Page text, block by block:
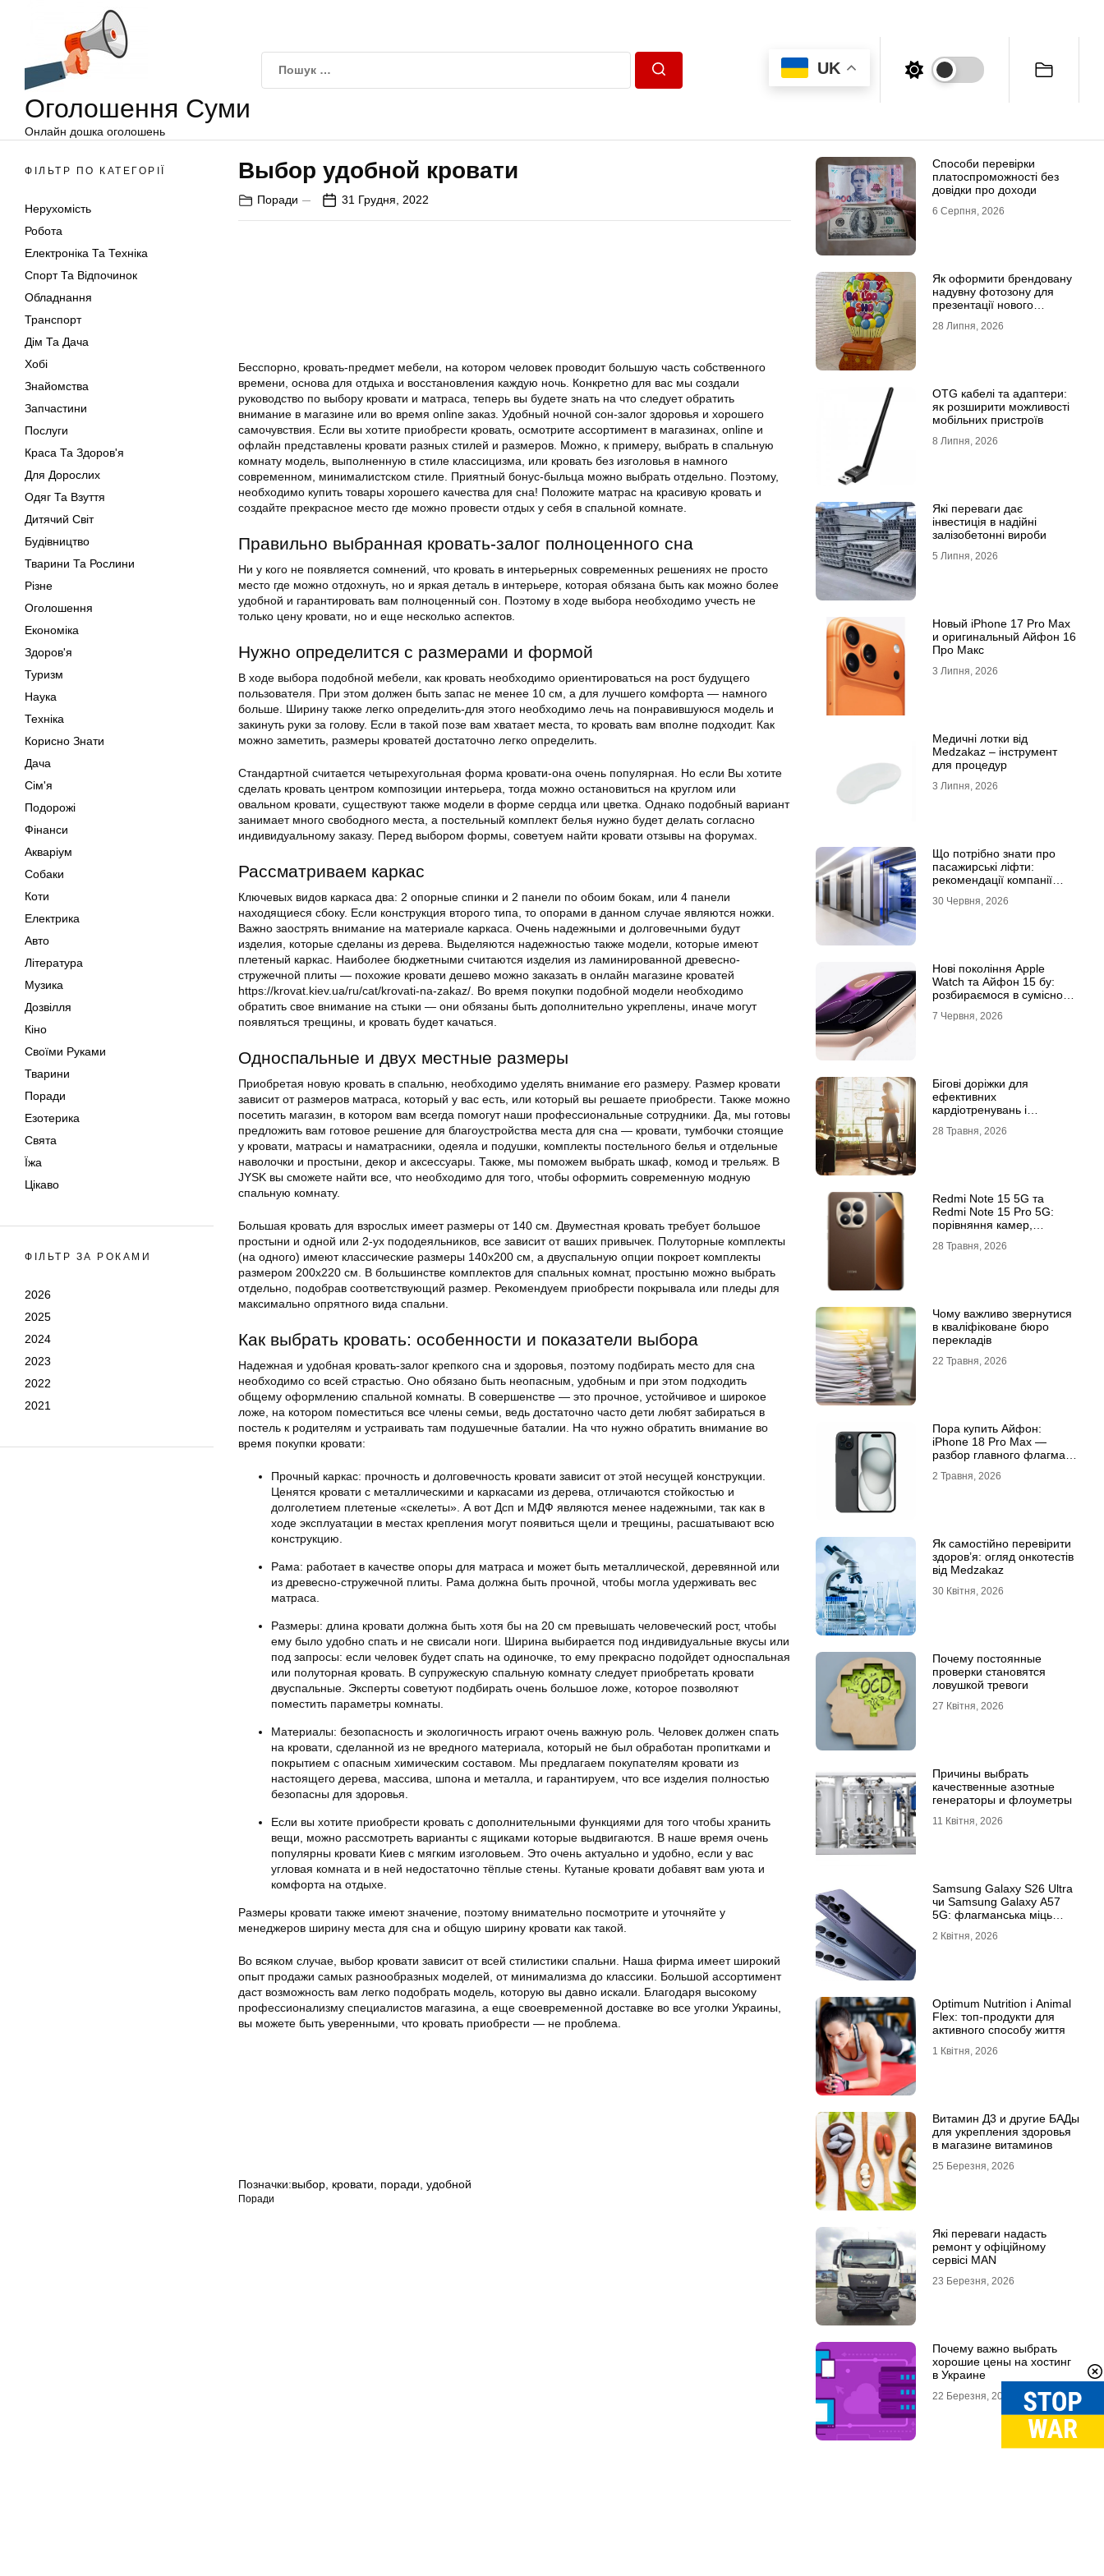
Оголошення Суми
Онлайн дошка оголошень
UK
ФІЛЬТР ПО КАТЕГОРІЇ
Нерухомість
Робота
Електроніка Та Техніка
Спорт Та Відпочинок
Обладнання
Транспорт
Дім Та Дача
Хобі
Знайомства
Запчастини
Послуги
Краса Та Здоров'я
Для Дорослих
Одяг Та Взуття
Дитячий Світ
Будівництво
Тварини Та Рослини
Різне
Оголошення
Економіка
Здоров'я
Туризм
Наука
Техніка
Корисно Знати
Дача
Сім'я
Подорожі
Фінанси
Акваріум
Собаки
Коти
Електрика
Авто
Література
Музика
Дозвілля
Кіно
Своїми Руками
Тварини
Поради
Езотерика
Свята
Їжа
Цікаво
ФІЛЬТР ЗА РОКАМИ
2026
2025
2024
2023
2022
2021
Выбор удобной кровати
Поради 31 Грудня, 2022
Бесспорно, кровать-предмет мебели, на котором человек проводит большую часть собственного
времени, основа для отдыха и восстановления каждую ночь. Конкретно для вас мы создали
руководство по выбору кровати и матраса, теперь вы будете знать на что следует обратить
внимание в магазине или во время online заказ. Удобный ночной сон-залог здоровья и хорошего
самочувствия. Если вы хотите приобрести кровать, осмотрите ассортимент в магазинах, online и
офлайн представлены кровати разных стилей и размеров. Можно, к примеру, выбрать в спальную
комнату модель, выполненную в стиле классицизма, или кровать без изголовья в намного
современном, минималистском стиле. Приятный бонус-быльца можно выбрать отдельно. Поэтому,
необходимо купить товары хорошего качества для сна! Положите матрас на красивую кровать и
создайте прекрасное место где можно провести отдых у себя в спальной комнате.
Правильно выбранная кровать-залог полноценного сна
Ни у кого не появляется сомнений, что кровать в интерьерных современных решениях не просто
место где можно отдохнуть, но и яркая деталь в интерьере, которая обязана быть как можно более
удобной и гарантировать вам полноценный сон. Поэтому в ходе выбора необходимо учесть не
только цену кровати, но и еще несколько аспектов.
Нужно определится с размерами и формой
В ходе выбора подобной мебели, как кровать необходимо ориентироваться на рост будущего
пользователя. При этом должен быть запас не менее 10 см, а для лучшего комфорта — намного
больше. Ширину также легко определить-для этого необходимо лечь на понравившуюся модель и
закинуть руки за голову. Если в такой позе вам хватает места, то кровать вам вполне подходит. Как
можно заметить, размеры кроватей достаточно легко определить.
Стандартной считается четырехугольная форма кровати-она очень популярная. Но если Вы хотите
сделать кровать центром композиции интерьера, тогда можно остановиться на круглом или
овальном кровати, существуют также модели в форме сердца или цветка. Однако подобный вариант
занимает много свободного места, а постельный комплект белья нужно будет делать согласно
индивидуальному заказу. Перед выбором формы, советуем найти кровати отзывы на форумах.
Рассматриваем каркас
Ключевых видов каркаса два: 2 опорные спинки и 2 панели по обоим бокам, или 4 панели
находящиеся сбоку. Если конструкция второго типа, то опорами в данном случае являются ножки.
Важно заострять внимание на материале каркаса. Очень надежными и долговечными будут
изделия, которые сделаны из дерева. Выделяются надежностью также модели, которые имеют
плетеный каркас. Наиболее бюджетными считаются изделия из ламинированной древесно-
стружечной плиты — похожие кровати дешево можно заказать в онлайн магазине кроватей
https://krovat.kiev.ua/ru/cat/krovati-na-zakaz/. Во время покупки подобной модели необходимо
обратить свое внимание на стыки — они обязаны быть дополнительно укреплены, иначе могут
появляться трещины, и кровать будет качаться.
Односпальные и двух местные размеры
Приобретая новую кровать в спальню, необходимо уделять внимание его размеру. Размер кровати
зависит от размеров матраса, который у вас есть, или который вы решаете приобрести. Также можно
посетить магазин, в котором вам всегда помогут наши профессиональные сотрудники. Да, мы готовы
предложить вам готовое решение для благоустройства места для сна — кровати, тумбочки стоящие
у кровати, матрасы и наматрасники, одеяла и подушки, комплекты постельного белья и отдельные
наволочки и простыни, декор и аксессуары. Также, мы поможем выбрать шкаф, комод и трельяж. В
JYSK вы сможете найти все, что необходимо для того, чтобы оформить современную модную
спальную комнату.
Большая кровать для взрослых имеет размеры от 140 см. Двуместная кровать требует большое
простыни и одной или 2-ух пододеяльников, все зависит от ваших привычек. Полуторные комплекты
(на одного) имеют классические размеры 140х200 см, а двуспальную опции покроет комплекты
размером 200х220 см. В большинстве комплектов для спальных комнат, простыню можно выбрать
отдельно, подобрав соответствующий размер. Рекомендуем приобрести покрывала или пледы для
максимально опрятного вида спальни.
Как выбрать кровать: особенности и показатели выбора
Надежная и удобная кровать-залог крепкого сна и здоровья, поэтому подбирать место для сна
необходимо со всей страстью. Оно обязано быть неопасным, удобным и при этом подходить
общему оформлению спальной комнаты. В совершенстве — это прочное, устойчивое и широкое
ложе, на котором поместиться все члены семьи, ведь достаточно часто дети любят забираться в
постель к родителям и устраивать там подушечные баталии. На что нужно обратить внимание во
время покупки кровати:
Прочный каркас: прочность и долговечность кровати зависит от этой несущей конструкции.
Ценятся кровати с металлическими и каркасами из дерева, отличаются стойкостью и
долголетием плетеные «скелеты». А вот Дсп и МДФ являются менее надежными, так как в
ходе эксплуатации в местах крепления могут появиться щели и трещины, расшатывают всю
конструкцию.
Рама: работает в качестве опоры для матраса и может быть металлической, деревянной или
из древесно-стружечной плиты. Рама должна быть прочной, чтобы могла удерживать вес
матраса.
Размеры: длина кровати должна быть хотя бы на 20 см превышать человеческий рост, чтобы
ему было удобно спать и не свисали ноги. Ширина выбирается под индивидуальные вкусы или
под запросы: если человек будет спать на одиночке, то ему прекрасно подойдет односпальная
или полуторная кровать. В супружескую спальную комнату следует приобретать кровати
двуспальные. Эксперты советуют подбирать очень большое ложе, которое позволяют
поместить параметры комнаты.
Материалы: безопасность и экологичность играют очень важную роль. Человек должен спать
на кровати, сделанной из не вредного материала, который не был обработан пропитками и
покрытием с опасным химическим составом. Мы предлагаем покупателям кровати из
настоящего дерева, массива, шпона и металла, и гарантируем, что все изделия полностью
безопасны для здоровья.
Если вы хотите приобрести кровать с дополнительными функциями для того чтобы хранить
вещи, можно рассмотреть варианты с ящиками которые выдвигаются. В наше время очень
популярны кровати Киев с мягким изголовьем. Это очень актуально и удобно, если у вас
угловая комната и в ней недостаточно тёплые стены. Кутаные кровати добавят вам уюта и
комфорта на отдыхе.
Размеры кровати также имеют значение, поэтому внимательно посмотрите и уточняйте у
менеджеров ширину места для сна и общую ширину кровати как такой.
Во всяком случае, выбор кровати зависит от всей стилистики спальни. Наша фирма имеет широкий
опыт продажи самых разнообразных моделей, от минимализма до классики. Большой ассортимент
даст возможность вам легко подобрать модель, которую вы давно искали. Благодаря высокому
профессионализму специалистов магазина, а еще своевременной доставке во все уголки Украины,
вы можете быть уверенными, что кровать приобрести — не проблема.
Позначки:выбор кровати поради удобной
Поради
Способи перевірки
платоспроможності без
довідки про доходи
6 Серпня, 2026
Як оформити брендовану
надувну фотозону для
презентації нового
28 Липня, 2026
OTG кабелі та адаптери:
як розширити можливості
мобільних пристроїв
8 Липня, 2026
Які переваги дає
інвестиція в надійні
залізобетонні вироби
5 Липня, 2026
Новый iPhone 17 Pro Max
и оригинальный Айфон 16
Про Макс
3 Липня, 2026
Медичні лотки від
Medzakaz – інструмент
для процедур
3 Липня, 2026
Що потрібно знати про
пасажирські ліфти:
рекомендації компанії
30 Червня, 2026
Нові покоління Apple
Watch та Айфон 15 бу:
розбираємося в сумісності
екосистеми
7 Червня, 2026
Бігові доріжки для
ефективних
кардіотренувань і
способу життя
28 Травня, 2026
Redmi Note 15 5G та
Redmi Note 15 Pro 5G:
порівняння камер,
продуктивності
28 Травня, 2026
Чому важливо звернутися
в кваліфіковане бюро
перекладів
22 Травня, 2026
Пора купить Айфон:
iPhone 18 Pro Max —
разбор главного флагмана
2 Травня, 2026
Як самостійно перевірити
здоров’я: огляд онкотестів
від Medzakaz
30 Квітня, 2026
Почему постоянные
проверки становятся
ловушкой тревоги
27 Квітня, 2026
Причины выбрать
качественные азотные
генераторы и флоуметры
11 Квітня, 2026
Samsung Galaxy S26 Ultra
чи Samsung Galaxy A57
5G: флагманська міць
2 Квітня, 2026
Optimum Nutrition і Animal
Flex: топ-продукти для
активного способу життя
1 Квітня, 2026
Витамин Д3 и другие БАДы
для укрепления здоровья
в магазине витаминов
25 Березня, 2026
Які переваги надасть
ремонт у офіційному
сервісі MAN
23 Березня, 2026
Почему важно выбрать
хорошие цены на хостинг
в Украине
22 Березня, 2026